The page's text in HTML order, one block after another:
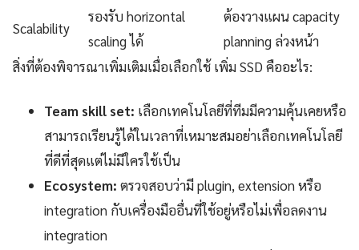
Scalability
รองรับ horizontal
scaling ได้
ต้องวางแผน capacity
planning ล่วงหน้า
สิ่งที่ต้องพิจารณาเพิ่มเติมเมื่อเลือกใช้ เพิ่ม SSD คืออะไร:
Team skill set: เลือกเทคโนโลยีที่ทีมมีความคุ้นเคยหรือ
สามารถเรียนรู้ได้ในเวลาที่เหมาะสมอย่าเลือกเทคโนโลยี
ที่ดีที่สุดแต่ไม่มีใครใช้เป็น
Ecosystem: ตรวจสอบว่ามี plugin, extension หรือ
integration กับเครื่องมืออื่นที่ใช้อยู่หรือไม่เพื่อลดงาน
integration